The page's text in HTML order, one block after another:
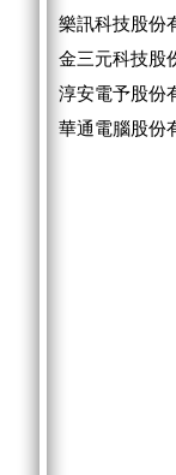
樂訊科技股份
金三元科技股
淳安電予股份
華通電腦股份